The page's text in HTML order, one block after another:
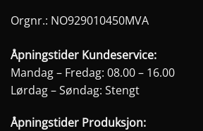
Orgnr.: NO929010450MVA
Åpningstider Kundeservice:
Mandag – Fredag: 08.00 – 16.00
Lørdag – Søndag: Stengt
Åpningstider Produksjon: